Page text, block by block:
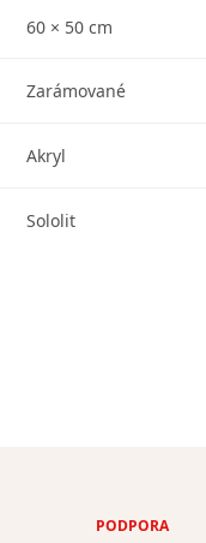
60 × 50 cm
Zarámované
Akryl
Sololit
PODPORA